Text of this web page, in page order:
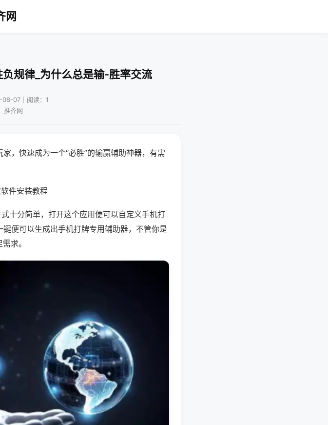
网
规律_为什么总是输-胜率交流
07｜阅读：1
推齐网
，快速成为一个“必胜”的输赢辅助神器，有需
件安装教程
十分简单，打开这个应用便可以自定义手机打
便可以生成出手机打牌专用辅助器，不管你是
求。